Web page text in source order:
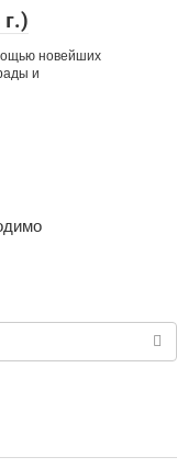
новейших
и